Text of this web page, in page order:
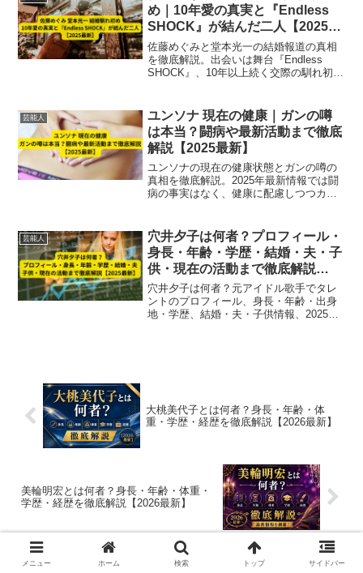
め｜10年愛の真実と『Endless
SHOCK』が結んだ二人【2025最
新】
佐藤めぐみと堂本光一の結婚報道の真相
を徹底解説。出会いは舞台『Endless
SHOCK』、10年以上続く交際の馴れ初め
芸能人
ユンソナ 現在の健康｜ガンの噂
は本当？闘病や最新活動まで徹底
解説【2025最新】
ユンソナの現在の健康状態とガンの噂の
真相を徹底解説。2025年最新情報では闘
病の事実はなく、健康に配慮しつつカナ
芸能人
穴井夕子は何者？プロフィール・
身長・年齢・学歴・結婚・夫・子
供・現在の活動まで徹底解説
【2025最新】
穴井夕子は何者？元アイドル歌手でタレ
ントのプロフィール、身長・年齢・出身
地・学歴、結婚・夫・子供情報、2025年
大桃美代子とは何者？身長・年齢・体
重・学歴・経歴を徹底解説【2026最新】
美輪明宏とは何者？身長・年齢・体重・
学歴・経歴を徹底解説【2026最新】
メニュー ホーム 検索 トップ サイドバー